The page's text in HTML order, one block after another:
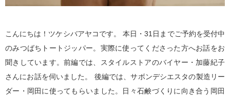
こんにちは！ツケシバアヤコです。 本日・31日までご予約を受付中
のみつばちトートジッパー。実際に使ってくださった方へお話をお
聞きしています。前編では、スタイルストアのバイヤー・加藤紀子
さんにお話を伺いました。 後編では、サボンデシエスタの製造リー
ダー・岡田に使ってもらいました。日々石鹸づくりに向き合う岡田